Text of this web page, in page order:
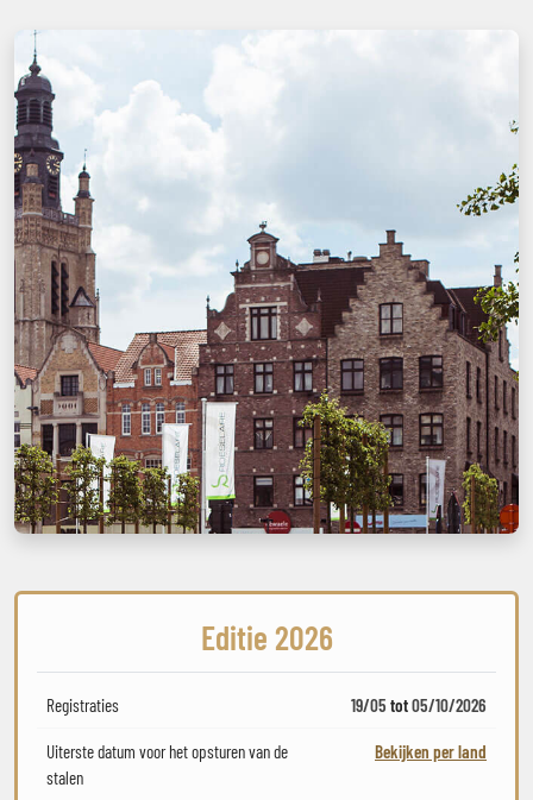
Editie 2026
Registraties 19/05 tot05/10/2026
Uiterste datum voor het opsturen van de
stalen
Bekijken per land